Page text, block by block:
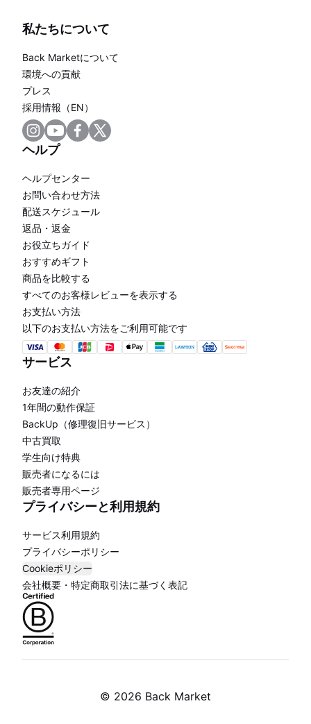
私たちについて
Back Marketについて
環境への貢献
プレス
採用情報（EN）
ヘルプ
ヘルプセンター
お問い合わせ方法
配送スケジュール
返品・返金
お役立ちガイド
おすすめギフト
商品を比較する
すべてのお客様レビューを表示する
お支払い方法
以下のお支払い方法をご利用可能です
サービス
お友達の紹介
1年間の動作保証
BackUp（修理復旧サービス）
中古買取
学生向け特典
販売者になるには
販売者専用ページ
プライバシーと利用規約
サービス利用規約
プライバシーポリシー
Cookieポリシー
会社概要・特定商取引法に基づく表記
© 2026 Back Market